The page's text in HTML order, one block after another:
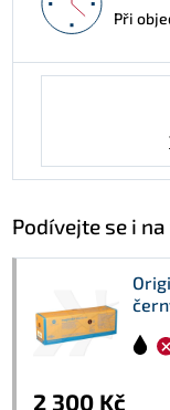
Při
Podívejte se i
2 300 Kč